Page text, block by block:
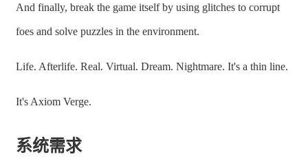
And finally, break the game itself by using glitches to corrupt
foes and solve puzzles in the environment.
Life. Afterlife. Real. Virtual. Dream. Nightmare. It's a thin line.
It's Axiom Verge.
系统需求